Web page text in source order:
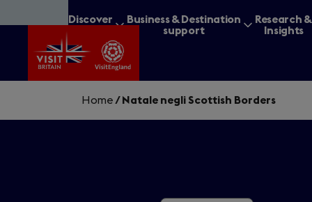
to
content
Discover
Business & Destination
support
Research &
Insights
Home /Natale negli Scottish Borders